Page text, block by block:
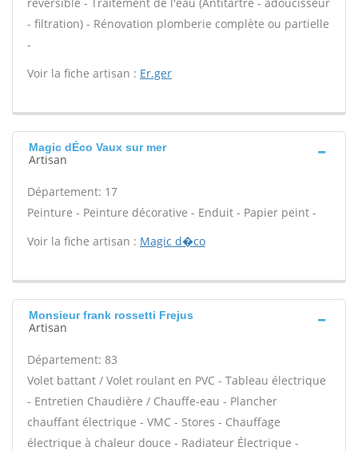
- filtration) - Rénovation plomberie complète ou partielle
-
Voir la fiche artisan : Er.ger
Magic dÉco Vaux sur mer
Artisan
Département: 17
Peinture - Peinture décorative - Enduit - Papier peint -
Voir la fiche artisan : Magic d�co
Monsieur frank rossetti Frejus
Artisan
Département: 83
Volet battant / Volet roulant en PVC - Tableau électrique
- Entretien Chaudière / Chauffe-eau - Plancher
chauffant électrique - VMC - Stores - Chauffage
électrique à chaleur douce - Radiateur Électrique -